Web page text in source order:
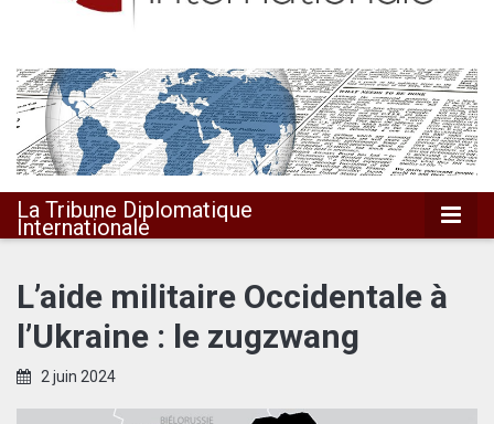
La Tribune
Diplomatique
Internationale
La Tribune Diplomatique
Internationale
L’aide militaire Occidentale à
l’Ukraine : le zugzwang
2 juin 2024